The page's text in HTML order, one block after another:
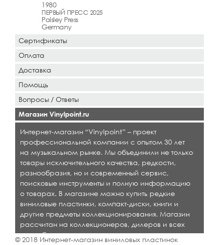
1980
ПЕРВЫЙ ПРЕСС 2025
Paisley Press
Germany
Сертификаты
Оплата
Доставка
Помощь
Вопросы / Ответы
Магазин Vinylpoint.ru
Интернет-магазин “Vinylpoint” – проект
профессиональной компании с опытом 30 лет
на музыкальном рынке. Мы объединили не только
товары исключительного качества, редкости,
разнообразия, но и современный сервис,
поисковые инструменты и полную информацию
о товарах. В магазине можно купить редкие
виниловые пластинки, компакт-диски, книги и
другие предметы коллекционирования. Магазин
рассчитан на коллекционеров, дилеров и всех
кто любит качественную музыку.
© 2018 Интернет-магазин виниловых пластинок